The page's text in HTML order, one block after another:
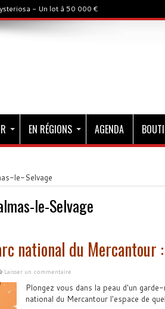
- Un lot à 50 000 €
EN RÉGIONS AGENDA
le-Selvage
le-Selvage
national du Mercantour
Laisser un commentaire
Plongez vous dans la peau d'un
national du Mercantour l'espace de